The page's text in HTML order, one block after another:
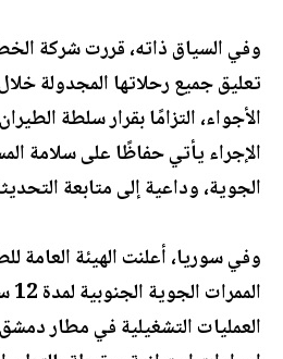
وفي السياق ذاته، قررت شركة
تعليق جميع رحلاتها المجدولة
الأجواء، التزامًا بقرار سلطة
الإجراء يأتي حفاظًا على سلامة
الجوية، وداعية إلى متابعة
وفي سوريا، أعلنت الهيئة العامة
العمليات التشغيلية في مطار